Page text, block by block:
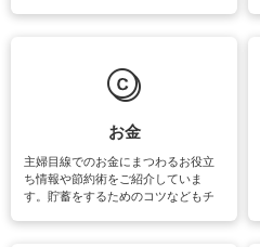
マットなどの大きな洗濯物も、正し
い洗い方をすれば自宅で洗うことが
報やお悩み解消のための情報をご紹
お金
主婦目線でのお金にまつわるお役立
ち情報や節約術をご紹介していま
す。貯蓄をするためのコツなどもチ